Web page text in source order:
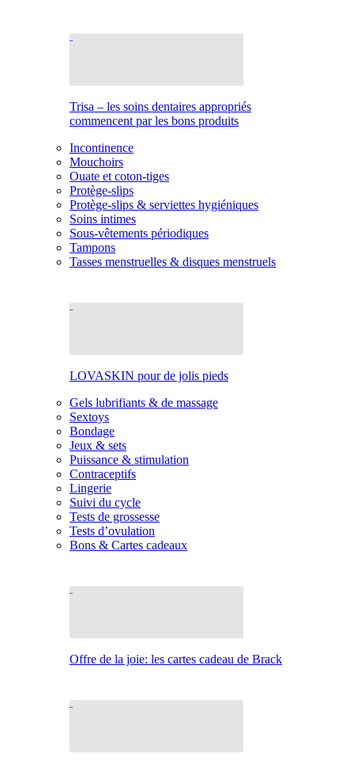
Trisa – les soins dentaires appropriés
commencent par les bons produits
Incontinence
Mouchoirs
Ouate et coton-tiges
Protège-slips
Protège-slips & serviettes hygiéniques
Soins intimes
Sous-vêtements périodiques
Tampons
Tasses menstruelles & disques menstruels
LOVASKIN pour de jolis pieds
Gels lubrifiants & de massage
Sextoys
Bondage
Jeux & sets
Puissance & stimulation
Contraceptifs
Lingerie
Suivi du cycle
Tests de grossesse
Tests d’ovulation
Bons & Cartes cadeaux
Offre de la joie: les cartes cadeau de Brack